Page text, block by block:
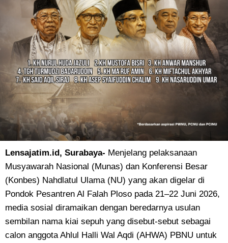
Lensajatim.id, Surabaya- Menjelang pelaksanaan
Musyawarah Nasional (Munas) dan Konferensi Besar
(Konbes) Nahdlatul Ulama (NU) yang akan digelar di
Pondok Pesantren Al Falah Ploso pada 21–22 Juni 2026,
media sosial diramaikan dengan beredarnya usulan
sembilan nama kiai sepuh yang disebut-sebut sebagai
calon anggota Ahlul Halli Wal Aqdi (AHWA) PBNU untuk